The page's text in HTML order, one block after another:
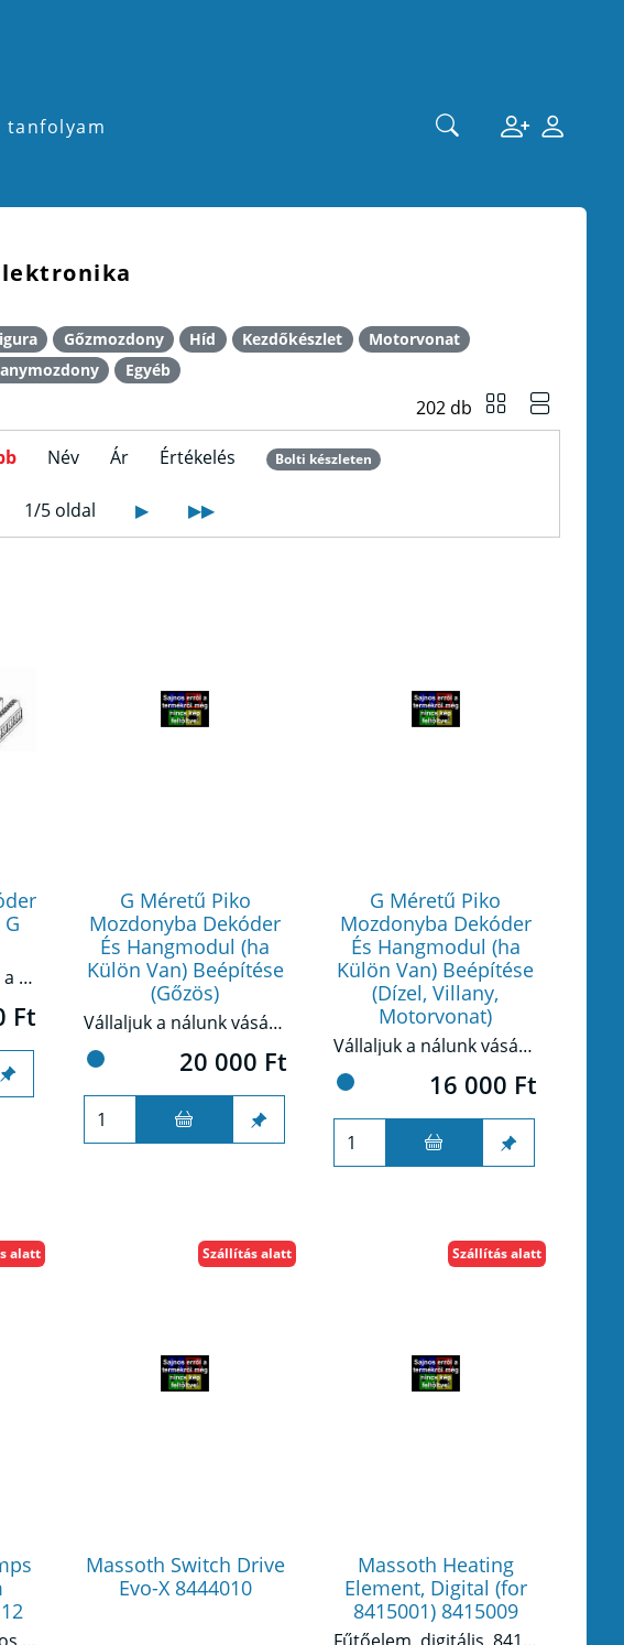
tanfolyam
Gőzmozdony Híd Kezdőkészlet
Motorvonat
Egyéb
202 db
Név Ár Értékelés Bolti készleten
1/5 oldal ▶ ▶▶
Dekóder tartó/aljzat a PSD XP 5.1 G dekóderhez
Ft
G Méretű Piko
Mozdonyba Dekóder
És Hangmodul (ha
Külön Van) Beépítése
(Gőzös)
Vállaljuk a nálunk vásárolt Piko G mozdonyok digitalizálását a szintén nálunk kapható dekóderekkel és egyéb szükséges és igényelt digitális kiegészítőkkel!
20 000 Ft
G Méretű Piko
Mozdonyba Dekóder
És Hangmodul (ha
Külön Van) Beépítése
(Dízel, Villany,
Motorvonat)
Vállaljuk a nálunk vásárolt Piko G mozdonyok digitalizálását a szintén nálunk kapható dekóderekkel és egyéb szükséges és igényelt digitális kiegészítőkkel!
16 000 Ft
alatt
Massoth Switch Drive
Evo-X 8444010
Szállítás alatt
Massoth Heating
Element, Digital (for
8415001) 8415009
Szállítás alatt